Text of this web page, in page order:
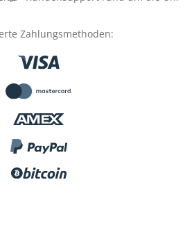
Zahlungsmethoden: